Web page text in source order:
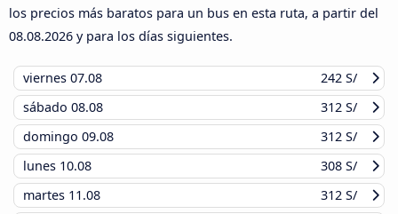
los precios más baratos para un bus en esta ruta, a partir del
08.08.2026 y para los días siguientes.
viernes 07.08
242 S/
sábado 08.08
312 S/
domingo 09.08
312 S/
lunes 10.08
308 S/
martes 11.08
312 S/